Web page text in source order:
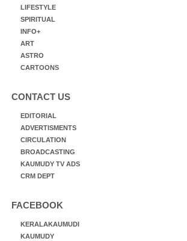
LIFESTYLE
SPIRITUAL
INFO+
ART
ASTRO
CARTOONS
CONTACT US
EDITORIAL
ADVERTISMENTS
CIRCULATION
BROADCASTING
KAUMUDY TV ADS
CRM DEPT
FACEBOOK
KERALAKAUMUDI
KAUMUDY